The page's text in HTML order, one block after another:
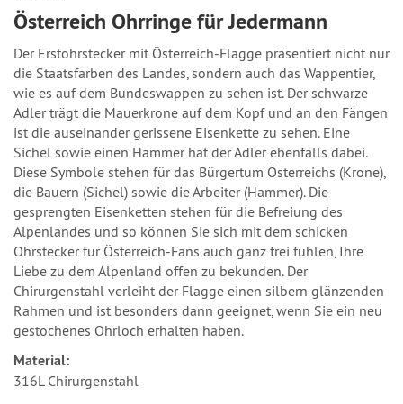
Österreich Ohrringe für Jedermann
Der Erstohrstecker mit Österreich-Flagge präsentiert nicht nur
die Staatsfarben des Landes, sondern auch das Wappentier,
wie es auf dem Bundeswappen zu sehen ist. Der schwarze
Adler trägt die Mauerkrone auf dem Kopf und an den Fängen
ist die auseinander gerissene Eisenkette zu sehen. Eine
Sichel sowie einen Hammer hat der Adler ebenfalls dabei.
Diese Symbole stehen für das Bürgertum Österreichs (Krone),
die Bauern (Sichel) sowie die Arbeiter (Hammer). Die
gesprengten Eisenketten stehen für die Befreiung des
Alpenlandes und so können Sie sich mit dem schicken
Ohrstecker für Österreich-Fans auch ganz frei fühlen, Ihre
Liebe zu dem Alpenland offen zu bekunden. Der
Chirurgenstahl verleiht der Flagge einen silbern glänzenden
Rahmen und ist besonders dann geeignet, wenn Sie ein neu
gestochenes Ohrloch erhalten haben.
Material:
316L Chirurgenstahl